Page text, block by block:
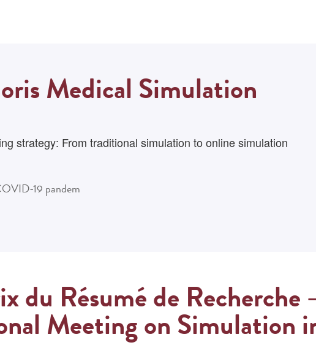
Medical Simulation
strategy: From traditional simulation to online simulation
19 pandem
du Résumé de Recherche
Meeting on Simulation